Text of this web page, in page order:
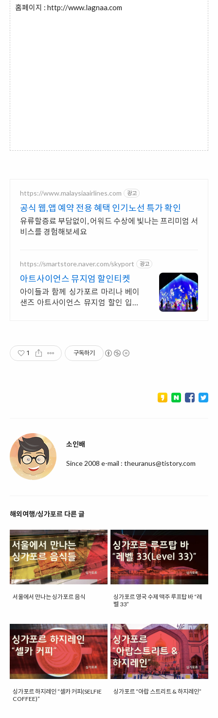
홈페이지 : http://www.lagnaa.com
https://www.malaysiaairlines.com 광고
공식 웹,앱 예약 전용 혜택 인기노선 특가 확인
유류할증료 부담없이, 어워드 수상에 빛나는 프리미엄 서
비스를 경험해보세요
https://smartstore.naver.com/skyport 광고
아트사이언스 뮤지엄 할인티켓
아이들과 함께 싱가포르 마리나 베이
샌즈 아트사이언스 뮤지엄 할인 입장
1 구독하기
소인배
Since 2008 e-mail : theuranus@tistory.com
해외여행/싱가포르 다른 글
서울에서 만나는 싱가포르 음식
싱가포르 영국 수제 맥주 루프탑 바 “레
벨 33”
싱가포르 하지레인 “셀카 커피(SELFIE
COFFEE)”
싱가포르 “아랍 스트리트 & 하지레인”